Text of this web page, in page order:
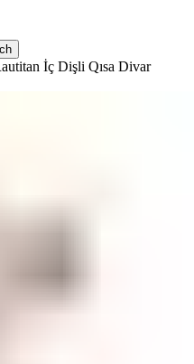
İç Dişli Qısa Divar